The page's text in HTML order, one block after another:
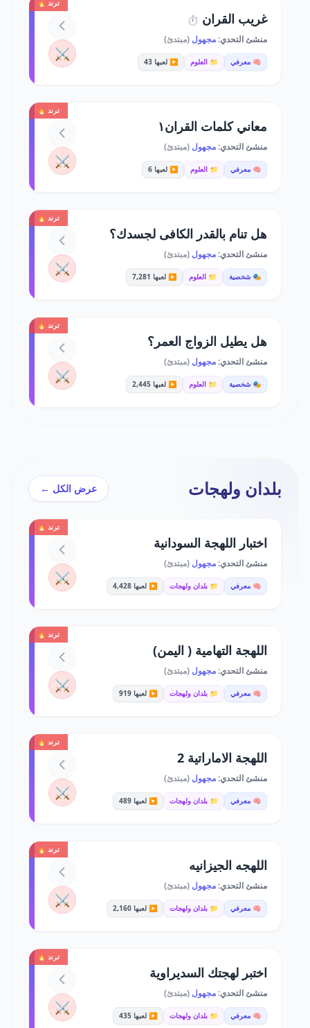
ترند 🔥
غريب القران ⏱️
منشئ التحدي:مجهول (مبتدئ)
🧠 معرفي 📁 العلوم ▶️ لعبها 43 ⚔️
ترند 🔥
معاني كلمات القران١
منشئ التحدي:مجهول (مبتدئ)
🧠 معرفي 📁 العلوم ▶️ لعبها 6 ⚔️
ترند 🔥
هل تنام بالقدر الكافى لجسدك؟
منشئ التحدي:مجهول (مبتدئ)
🎭 شخصية 📁 العلوم ▶️ لعبها 7,281 ⚔️
ترند 🔥
هل يطيل الزواج العمر؟
منشئ التحدي:مجهول (مبتدئ)
🎭 شخصية 📁 العلوم ▶️ لعبها 2,445 ⚔️
بلدان ولهجات عرض الكل ←
ترند 🔥
اختبار اللهجة السودانية
منشئ التحدي:مجهول (مبتدئ)
🧠 معرفي 📁 بلدان ولهجات ▶️ لعبها 4,428 ⚔️
ترند 🔥
اللهجة التهامية ( اليمن)
منشئ التحدي:مجهول (مبتدئ)
🧠 معرفي 📁 بلدان ولهجات ▶️ لعبها 919 ⚔️
ترند 🔥
اللهجة الاماراتية 2
منشئ التحدي:مجهول (مبتدئ)
🧠 معرفي 📁 بلدان ولهجات ▶️ لعبها 489 ⚔️
ترند 🔥
اللهجه الجيزانيه
منشئ التحدي:مجهول (مبتدئ)
🧠 معرفي 📁 بلدان ولهجات ▶️ لعبها 2,160 ⚔️
ترند 🔥
اختبر لهجتك السديراوية
منشئ التحدي:مجهول (مبتدئ)
🧠 معرفي 📁 بلدان ولهجات ▶️ لعبها 435 ⚔️